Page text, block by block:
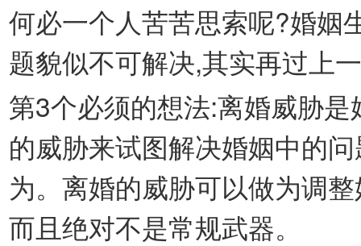
何必一个人苦苦思索呢?婚姻
题貌似不可解决,其实再过上
第3个必须的想法:离婚威胁
的威胁来试图解决婚姻中的
为。离婚的威胁可以做为调
而且绝对不是常规武器。